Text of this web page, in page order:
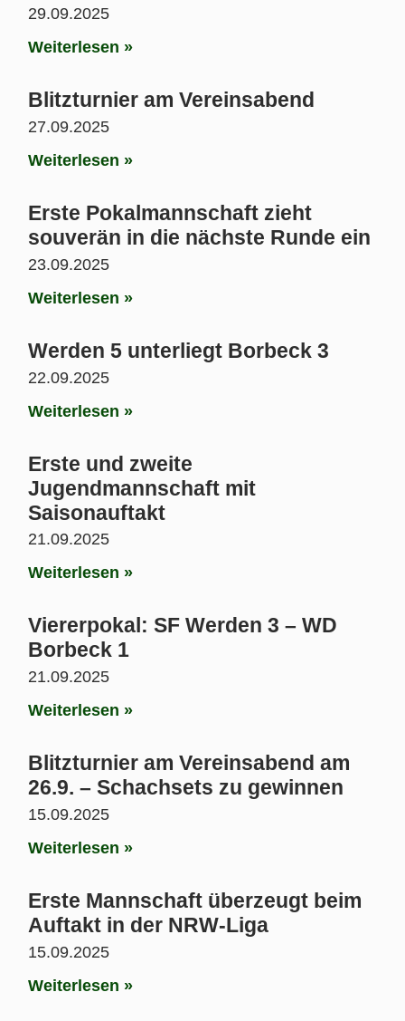
29.09.2025
Weiterlesen »
Blitzturnier am Vereinsabend
27.09.2025
Weiterlesen »
Erste Pokalmannschaft zieht
souverän in die nächste Runde ein
23.09.2025
Weiterlesen »
Werden 5 unterliegt Borbeck 3
22.09.2025
Weiterlesen »
Erste und zweite
Jugendmannschaft mit
Saisonauftakt
21.09.2025
Weiterlesen »
Viererpokal: SF Werden 3 – WD
Borbeck 1
21.09.2025
Weiterlesen »
Blitzturnier am Vereinsabend am
26.9. – Schachsets zu gewinnen
15.09.2025
Weiterlesen »
Erste Mannschaft überzeugt beim
Auftakt in der NRW-Liga
15.09.2025
Weiterlesen »